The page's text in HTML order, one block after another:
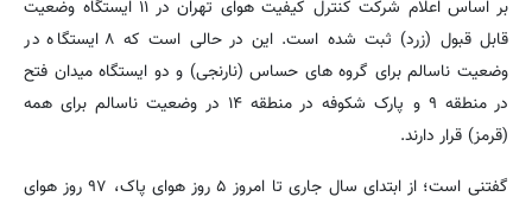
بر اساس اعلام شرکت کنترل کیفیت هوای تهران در ۱۱ ایستگاه وضعیت
قابل قبول (زرد) ثبت شده است. این در حالی است که ۸ ایستگاه در
وضعیت ناسالم برای گروه های حساس (نارنجی) و دو ایستگاه میدان فتح
در منطقه ۹ و پارک شکوفه در منطقه ۱۴ در وضعیت ناسالم برای همه
(قرمز) قرار دارند.
گفتنی است؛ از ابتدای سال جاری تا امروز ۵ روز هوای پاک، ۹۷ روز هوای